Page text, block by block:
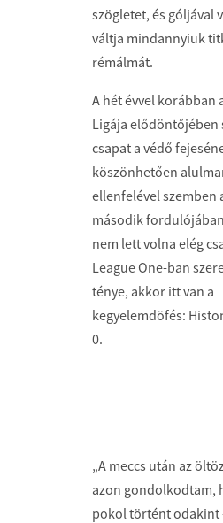
szögletet, és góljával
váltja mindannyiuk
rémálmát.
A hét évvel korábban
Ligája elődöntőjében
csapat a védő
köszönhetően
ellenfelével szemben
második
nem lett volna elég
League One-ban
ténye, akkor itt van a
kegyelemdöfés:
0.
„A meccs után az
azon gondolkodtam,
pokol történt odakint